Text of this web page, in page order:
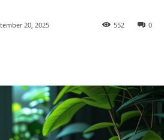
20, 2025 0
552